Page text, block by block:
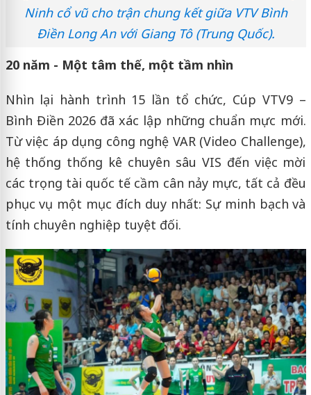
Ninh cổ vũ cho trận chung kết giữa VTV Bình
Điền Long An với Giang Tô (Trung Quốc).
20 năm - Một tâm thế, một tầm nhìn
Nhìn lại hành trình 15 lần tổ chức, Cúp VTV9 –
Bình Điền 2026 đã xác lập những chuẩn mực mới.
Từ việc áp dụng công nghệ VAR (Video Challenge),
hệ thống thống kê chuyên sâu VIS đến việc mời
các trọng tài quốc tế cầm cân nảy mực, tất cả đều
phục vụ một mục đích duy nhất: Sự minh bạch và
tính chuyên nghiệp tuyệt đối.